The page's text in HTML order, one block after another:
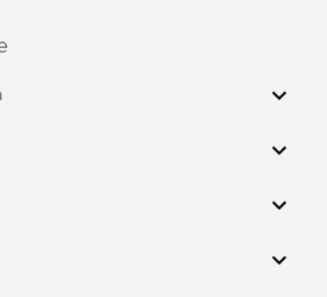
expand_more
expand_more
expand_more
expand_more